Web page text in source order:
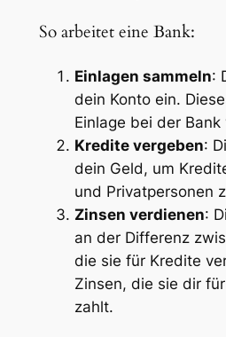
So arbeitet eine Bank:
Einlagen sammeln:
dein Konto ein.
Einlage bei der
Kredite vergeben:
dein Geld, um
und Privatpersonen
Zinsen verdienen:
an der Differenz
die sie für Kredite
Zinsen, die sie dir
zahlt.